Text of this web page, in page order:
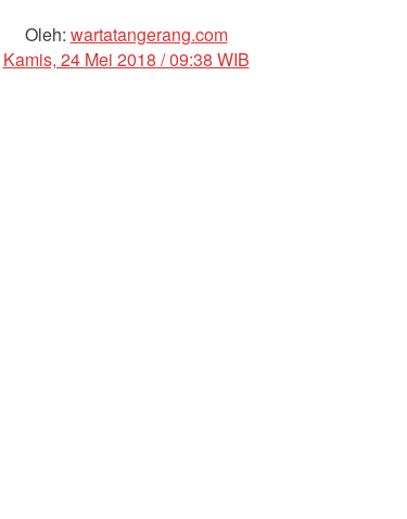
Oleh: wartatangerang.com
Kamis, 24 Mei 2018 / 09:38 WIB